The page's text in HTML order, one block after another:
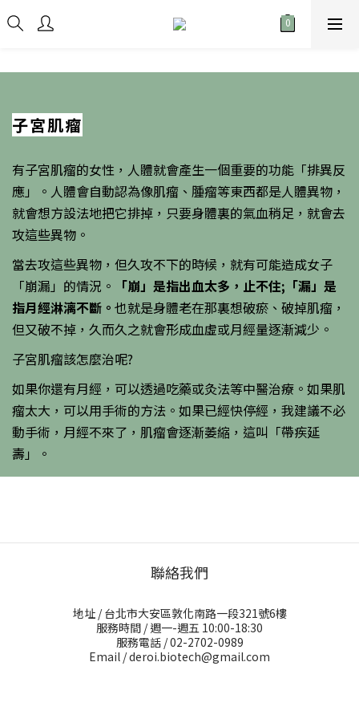
子宮肌瘤
有子宮肌瘤的女性，人體就會產生一個重要的功能「排異反
應」。人體會自動認為像肌瘤、腫瘤等東西都是人體異物，
就會想方設法地把它排掉，只要身體裏的氣血稍足，就會去
攻這些異物。
當去攻這些異物，但久攻不下的時候，就有可能造成女子
「崩漏」的情況。
「崩」是指出血太多，止不住;「漏」是
指月經淋漓不斷。 也就是身體老在那裏想破瘀、破掉肌瘤，
但又破不掉，久而久之就會形成血虛或月經量逐漸減少。
子宮肌瘤該怎麼治呢?
如果你還有月經，可以透過吃藥或灸法等中醫治療。如果肌
瘤太大，可以用手術的方法。如果已經快停經，我建議不必
動手術，月經不來了，肌瘤會逐漸萎縮，這叫「帶疾延
壽」。
聯絡我們
地址 / 台北市大安區敦化南路一段321號6樓
服務時間 / 週一-週五 10:00-18:30
服務電話 / 02-2702-0989
Email / deroi.biotech@gmail.com